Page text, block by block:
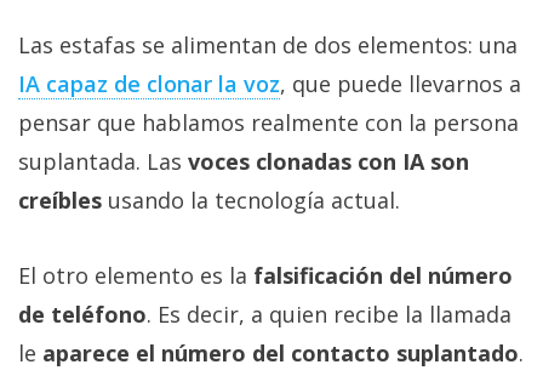
Las estafas se alimentan de dos elementos: una
IA capaz de clonar la voz‎, que puede llevarnos a
pensar que hablamos realmente con la persona
suplantada. Las voces clonadas con IA son
creíbles usando la tecnología actual.
El otro elemento es la falsificación del número
de teléfono. Es decir, a quien recibe la llamada
le aparece el número del contacto suplantado.